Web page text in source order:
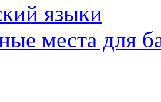
языки
места для